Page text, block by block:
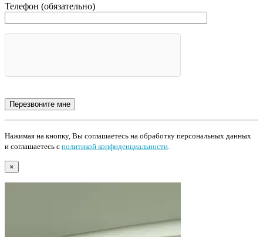
Телефон (обязательно)
Нажимая на кнопку, Вы соглашаетесь на обработку персональных данных
и соглашаетесь с политикой конфиденциальности
×